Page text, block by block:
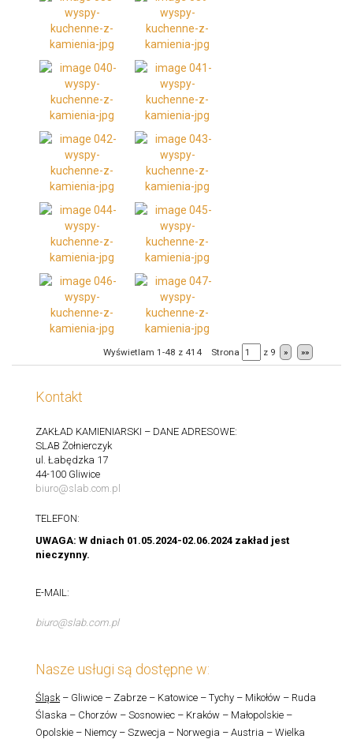
Wyświetlam 1-48 z 414 Strona z 9 » »»
Kontakt
ZAKŁAD KAMIENIARSKI – DANE ADRESOWE:
SLAB Żołnierczyk
ul. Łabędzka 17
44-100 Gliwice
biuro@slab.com.pl
TELEFON:
UWAGA: W dniach 01.05.2024-02.06.2024 zakład jest
nieczynny.
E-MAIL:
biuro@slab.com.pl
Nasze usługi są dostępne w:
Śląsk– Gliwice – Zabrze – Katowice – Tychy – Mikołów – Ruda
Ślaska – Chorzów – Sosnowiec – Kraków – Małopolskie –
Opolskie – Niemcy – Szwecja – Norwegia – Austria – Wielka